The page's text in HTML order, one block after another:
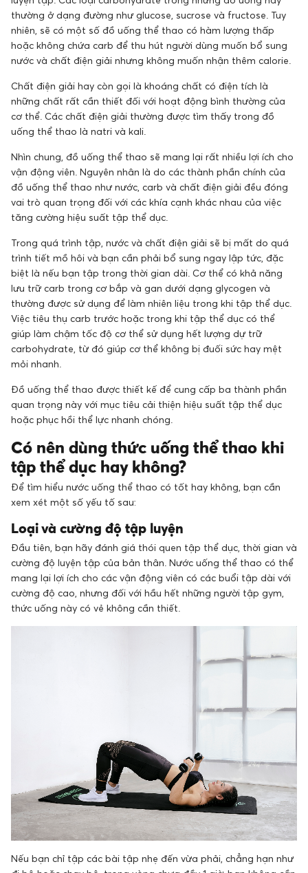
thường ở dạng đường như glucose, sucrose và fructose. Tuy
nhiên, sẽ có một số đồ uống thể thao có hàm lượng thấp
hoặc không chứa carb để thu hút người dùng muốn bổ sung
nước và chất điện giải nhưng không muốn nhận thêm calorie.
Chất điện giải hay còn gọi là khoáng chất có điện tích là
những chất rất cần thiết đối với hoạt động bình thường của
cơ thể. Các chất điện giải thường được tìm thấy trong đồ
uống thể thao là natri và kali.
Nhìn chung, đồ uống thể thao sẽ mang lại rất nhiều lợi ích cho
vận động viên. Nguyên nhân là do các thành phần chính của
đồ uống thể thao như nước, carb và chất điện giải đều đóng
vai trò quan trọng đối với các khía cạnh khác nhau của việc
tăng cường hiệu suất tập thể dục.
Trong quá trình tập, nước và chất điện giải sẽ bị mất do quá
trình tiết mồ hôi và bạn cần phải bổ sung ngay lập tức, đặc
biệt là nếu bạn tập trong thời gian dài. Cơ thể có khả năng
lưu trữ carb trong cơ bắp và gan dưới dạng glycogen và
thường được sử dụng để làm nhiên liệu trong khi tập thể dục.
Việc tiêu thụ carb trước hoặc trong khi tập thể dục có thể
giúp làm chậm tốc độ cơ thể sử dụng hết lượng dự trữ
carbohydrate, từ đó giúp cơ thể không bị đuối sức hay mệt
mỏi nhanh.
Đồ uống thể thao được thiết kế để cung cấp ba thành phần
quan trọng này với mục tiêu cải thiện hiệu suất tập thể dục
hoặc phục hồi thể lực nhanh chóng.
Có nên dùng thức uống thể thao khi
tập thể dục hay không?
Để tìm hiểu nước uống thể thao có tốt hay không, bạn cần
xem xét một số yếu tố sau:
Loại và cường độ tập luyện
Đầu tiên, bạn hãy đánh giá thói quen tập thể dục, thời gian và
cường độ luyện tập của bản thân. Nước uống thể thao có thể
mang lại lợi ích cho các vận động viên có các buổi tập dài với
cường độ cao, nhưng đối với hầu hết những người tập gym,
thức uống này có vẻ không cần thiết.
Nếu bạn chỉ tập các bài tập nhẹ đến vừa phải, chẳng hạn như